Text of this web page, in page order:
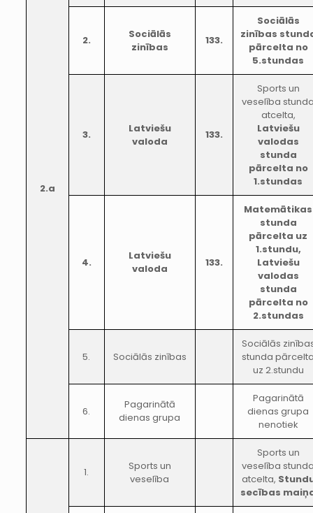
2.a
2.
Sociālās
zinības
133.
Sociālās
zinības
pārcelta no
5.stundas
3.
Latviešu
valoda
133.
Sports un
veselība
atcelta,
Latviešu
valodas
stunda
pārcelta no
1.stundas
4.
Latviešu
valoda
133.
Matemātikas
stunda
pārcelta uz
1.stundu,
Latviešu
valodas
stunda
pārcelta no
2.stundas
5. Sociālās zinības
Sociālās
stunda
uz 2.stundu
6.
Pagarinātā
dienas grupa
Pagarinātā
dienas grupa
nenotiek
1.
Sports un
veselība
Sports un
veselība
atcelta,
secības